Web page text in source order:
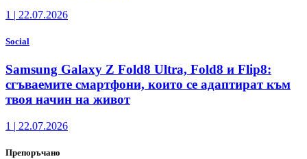
1 | 22.07.2026
Social
Samsung Galaxy Z Fold8 Ultra, Fold8 и Flip8:
сгъваемите смартфони, които се адаптират към
твоя начин на живот
1 | 22.07.2026
Препоръчано